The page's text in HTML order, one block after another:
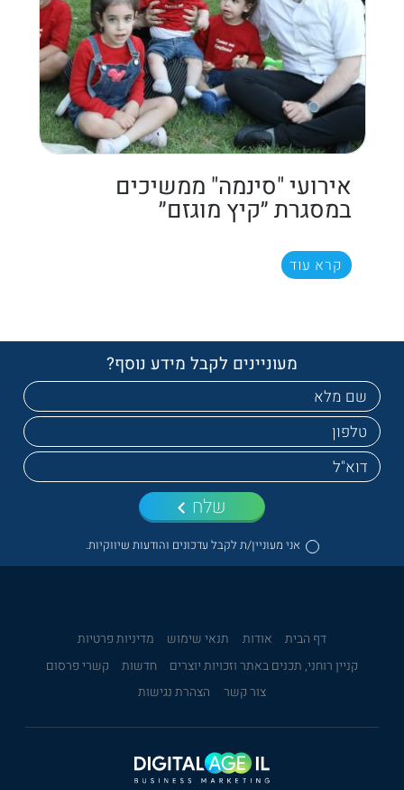
אירועי "סינמה" ממשיכים
במסגרת ״קיץ מוגזם״
קרא עוד
מעוניינים לקבל מידע נוסף?
אני מעוניין/ת לקבל עדכונים והודעות שיווקיות.
שלח
דף הבית אודות תנאי שימוש
מדיניות פרטיות
קניין רוחני, תכנים באתר וזכויות יוצרים
חדשות
קשרי פרסום
צור קשר
הצהרת נגישות